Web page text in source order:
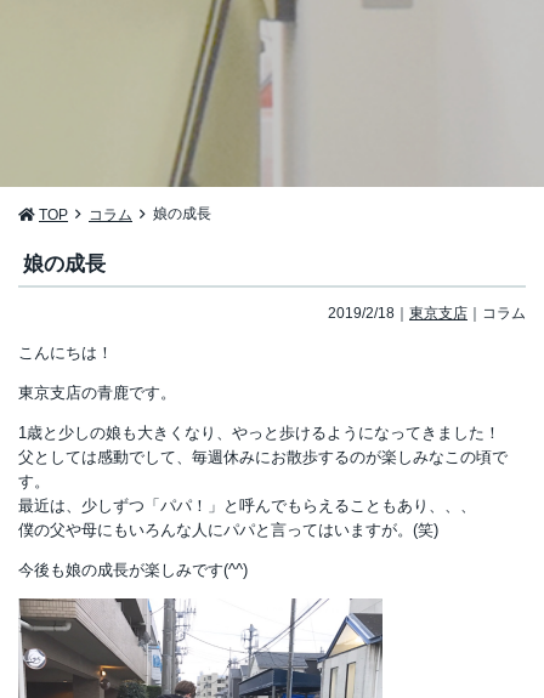
TOP コラム 娘の成長
娘の成長
2019/2/18 東京支店 コラム
こんにちは！
東京支店の青鹿です。
1歳と少しの娘も大きくなり、やっと歩けるようになってきました！
父としては感動でして、毎週休みにお散歩するのが楽しみなこの頃で
す。
最近は、少しずつ「パパ！」と呼んでもらえることもあり、、、
僕の父や母にもいろんな人にパパと言ってはいますが。(笑)
今後も娘の成長が楽しみです(^^)